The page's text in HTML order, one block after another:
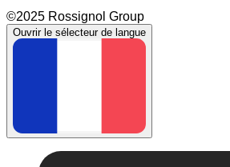
©2025 Rossignol Group
Ouvrir le sélecteur de langue